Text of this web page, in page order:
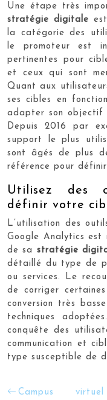
Une étape très
stratégie digitale
la catégorie des
le promoteur est
pertinentes pour
et ceux qui sont
Quant aux
ses cibles en
adapter son objectif
Depuis 2016 par
support le plus
sont âgés de plus
référence pour
Utilisez des
définir votre
L’utilisation des
Google Analytics est
de sa stratégie
détaillé du type de
ou services. Le
de corriger
conversion très
techniques
conquête des
communication et
type susceptible de
Campus